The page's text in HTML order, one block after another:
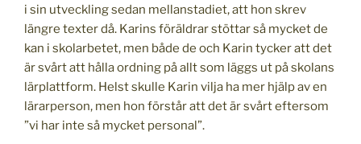
i sin utveckling sedan mellanstadiet, att hon skrev
längre texter då. Karins föräldrar stöttar så mycket de
kan i skolarbetet, men både de och Karin tycker att det
är svårt att hålla ordning på allt som läggs ut på skolans
lärplattform. Helst skulle Karin vilja ha mer hjälp av en
lärarperson, men hon förstår att det är svårt eftersom
”vi har inte så mycket personal”.